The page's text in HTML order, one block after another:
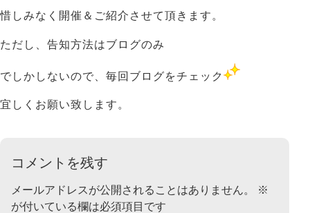
惜しみなく開催＆ご紹介させて頂きます。
ただし、 告知方法はブログのみ
でしかしないので、 毎回ブログをチェック
宜しくお願い致します。
コメントを残す
メールアドレスが公開されることはありません。
※
が付いている欄は必須項目です